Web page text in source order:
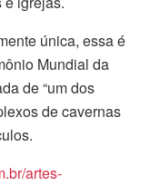
única, essa é
Mundial da
de “um dos
de cavernas
artes-